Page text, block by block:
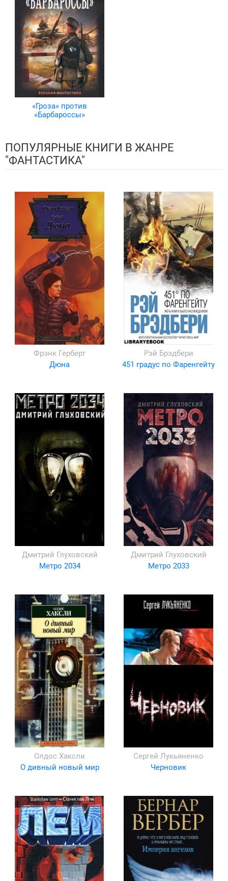
«Гроза» против
«Барбароссы»
ПОПУЛЯРНЫЕ КНИГИ В ЖАНРЕ
"ФАНТАСТИКА"
Фрэнк Герберт
Дюна
Рэй Брэдбери
451 градус по Фаренгейту
Дмитрий Глуховский
Метро 2034
Дмитрий Глуховский
Метро 2033
Олдос Хаксли
О дивный новый мир
Сергей Лукьяненко
Черновик